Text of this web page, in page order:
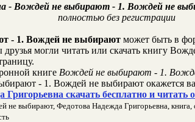
- Вождей не выбирают - 1. Вождей не
полностью без регистрации
- 1. Вождей не выбирают может быть в
могли читать или скачать книгу
книге Вождей не выбирают - 1.
- 1. Вождей не выбирают окажется
Григорьевна скачать бесплатно и читать
выбирают, Федотова Надежда Григорьевна, книга,